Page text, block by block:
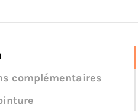
complémentaires